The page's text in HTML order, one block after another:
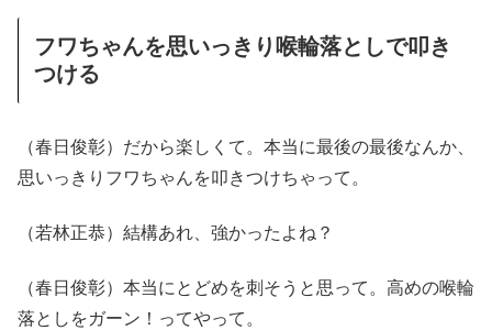
フワちゃんを思いっきり喉輪落としで叩き
つける
（春日俊彰）だから楽しくて。本当に最後の最後なんか、
思いっきりフワちゃんを叩きつけちゃって。
（若林正恭）結構あれ、強かったよね？
（春日俊彰）本当にとどめを刺そうと思って。高めの喉輪
落としをガーン！ってやって。